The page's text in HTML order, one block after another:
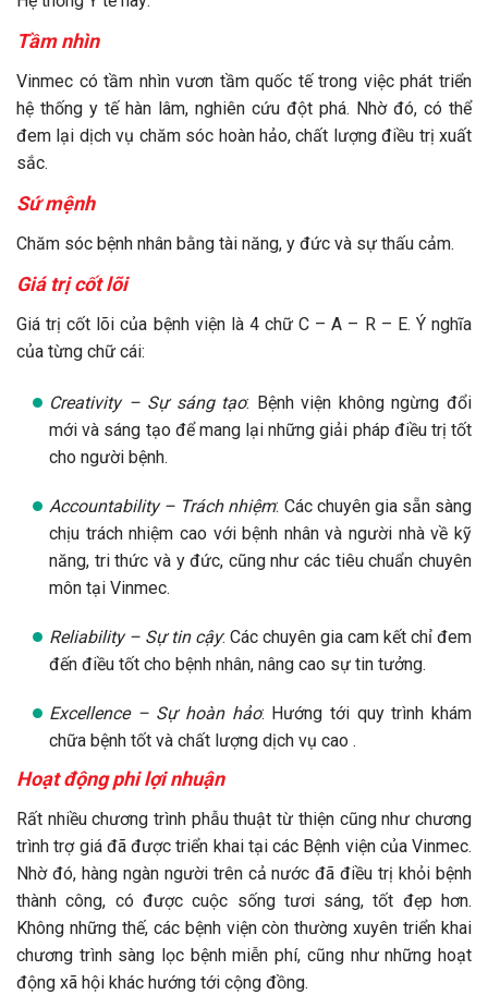
Tầm nhìn
Vinmec có tầm nhìn vươn tầm quốc tế trong việc phát triển
hệ thống y tế hàn lâm, nghiên cứu đột phá. Nhờ đó, có thể
đem lại dịch vụ chăm sóc hoàn hảo, chất lượng điều trị xuất
sắc.
Sứ mệnh
Chăm sóc bệnh nhân bằng tài năng, y đức và sự thấu cảm.
Giá trị cốt lõi
Giá trị cốt lõi của bệnh viện là 4 chữ C – A – R – E. Ý nghĩa
của từng chữ cái:
Creativity – Sự sáng tạo: Bệnh viện không ngừng đổi
mới và sáng tạo để mang lại những giải pháp điều trị tốt
cho người bệnh.
Accountability – Trách nhiệm: Các chuyên gia sẵn sàng
chịu trách nhiệm cao với bệnh nhân và người nhà về kỹ
năng, tri thức và y đức, cũng như các tiêu chuẩn chuyên
môn tại Vinmec.
Reliability – Sự tin cậy: Các chuyên gia cam kết chỉ đem
đến điều tốt cho bệnh nhân, nâng cao sự tin tưởng.
Excellence – Sự hoàn hảo: Hướng tới quy trình khám
chữa bệnh tốt và chất lượng dịch vụ cao .
Hoạt động phi lợi nhuận
Rất nhiều chương trình phẫu thuật từ thiện cũng như chương
trình trợ giá đã được triển khai tại các Bệnh viện của Vinmec.
Nhờ đó, hàng ngàn người trên cả nước đã điều trị khỏi bệnh
thành công, có được cuộc sống tươi sáng, tốt đẹp hơn.
Không những thế, các bệnh viện còn thường xuyên triển khai
chương trình sàng lọc bệnh miễn phí, cũng như những hoạt
động xã hội khác hướng tới cộng đồng.